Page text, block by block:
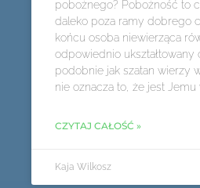
pobożnego? Pobożność to
daleko poza ramy dobrego
końcu osoba niewierząca
odpowiednio ukształtowany
podobnie jak szatan wierzy
nie oznacza to, że jest Jemu
CZYTAJ CAŁOŚĆ »
Kaja Wilkosz